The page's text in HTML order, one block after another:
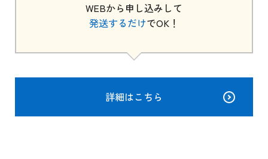
WEBから申し込みして
発送するだけでOK！
詳細はこちら